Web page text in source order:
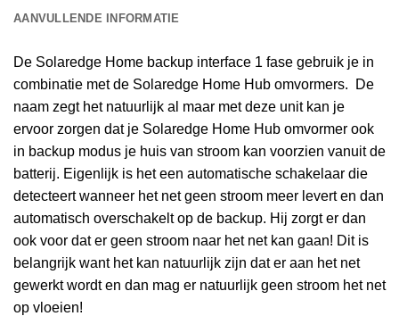
AANVULLENDE INFORMATIE
De Solaredge Home backup interface 1 fase gebruik je in
combinatie met de Solaredge Home Hub omvormers. De
naam zegt het natuurlijk al maar met deze unit kan je
ervoor zorgen dat je Solaredge Home Hub omvormer ook
in backup modus je huis van stroom kan voorzien vanuit de
batterij. Eigenlijk is het een automatische schakelaar die
detecteert wanneer het net geen stroom meer levert en dan
automatisch overschakelt op de backup. Hij zorgt er dan
ook voor dat er geen stroom naar het net kan gaan! Dit is
belangrijk want het kan natuurlijk zijn dat er aan het net
gewerkt wordt en dan mag er natuurlijk geen stroom het net
op vloeien!